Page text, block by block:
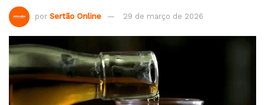
por Sertão Online 29 de março de 2026